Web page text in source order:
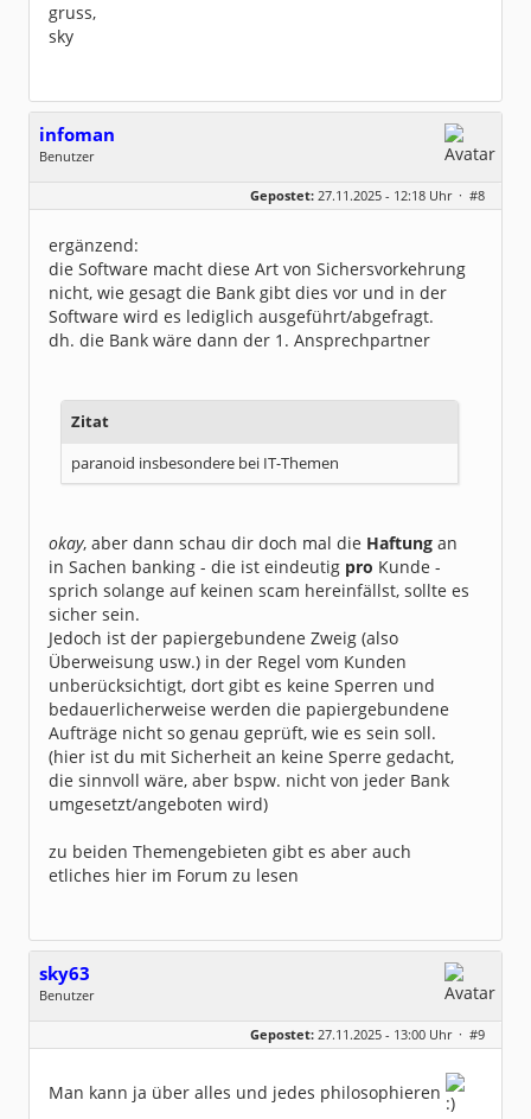
gruss,
sky
infoman
Benutzer
Dabei seit:
06 / 2008
Gepostet: 27.11.2025 - 12:18 Uhr · #8
ergänzend:
die Software macht diese Art von Sichersvorkehrung
nicht, wie gesagt die Bank gibt dies vor und in der
Software wird es lediglich ausgeführt/abgefragt.
dh. die Bank wäre dann der 1. Ansprechpartner
Zitat
paranoid insbesondere bei IT-Themen
okay, aber dann schau dir doch mal die Haftung an
in Sachen banking - die ist eindeutig pro Kunde -
sprich solange auf keinen scam hereinfällst, sollte es
sicher sein.
Jedoch ist der papiergebundene Zweig (also
Überweisung usw.) in der Regel vom Kunden
unberücksichtigt, dort gibt es keine Sperren und
bedauerlicherweise werden die papiergebundene
Aufträge nicht so genau geprüft, wie es sein soll.
(hier ist du mit Sicherheit an keine Sperre gedacht,
die sinnvoll wäre, aber bspw. nicht von jeder Bank
umgesetzt/angeboten wird)
zu beiden Themengebieten gibt es aber auch
etliches hier im Forum zu lesen
sky63
Benutzer
Geschlecht:
keine Angabe
Dabei seit:
11 / 2025
Gepostet: 27.11.2025 - 13:00 Uhr · #9
Man kann ja über alles und jedes philosophieren